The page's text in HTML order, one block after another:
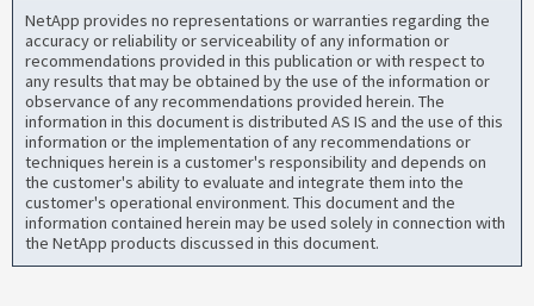
NetApp provides no representations or warranties regarding the
accuracy or reliability or serviceability of any information or
recommendations provided in this publication or with respect to
any results that may be obtained by the use of the information or
observance of any recommendations provided herein. The
information in this document is distributed AS IS and the use of this
information or the implementation of any recommendations or
techniques herein is a customer's responsibility and depends on
the customer's ability to evaluate and integrate them into the
customer's operational environment. This document and the
information contained herein may be used solely in connection with
the NetApp products discussed in this document.